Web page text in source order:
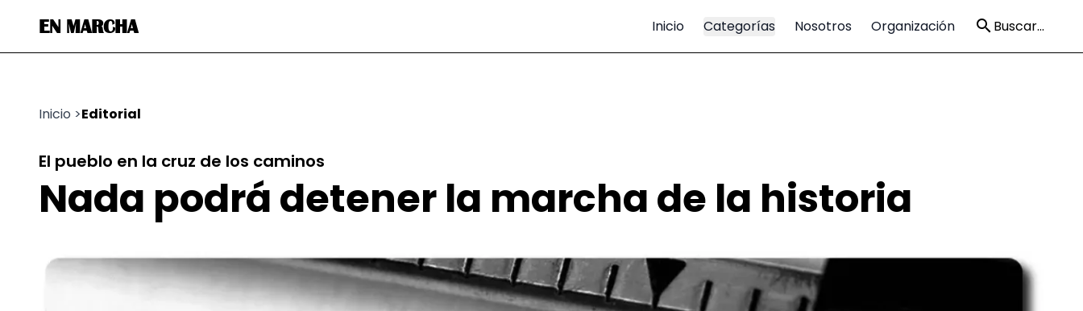
EN MARCHA Inicio Categorías Nosotros Organización Buscar...
Inicio >Editorial
El pueblo en la cruz de los caminos
Nada podrá detener la marcha de la historia